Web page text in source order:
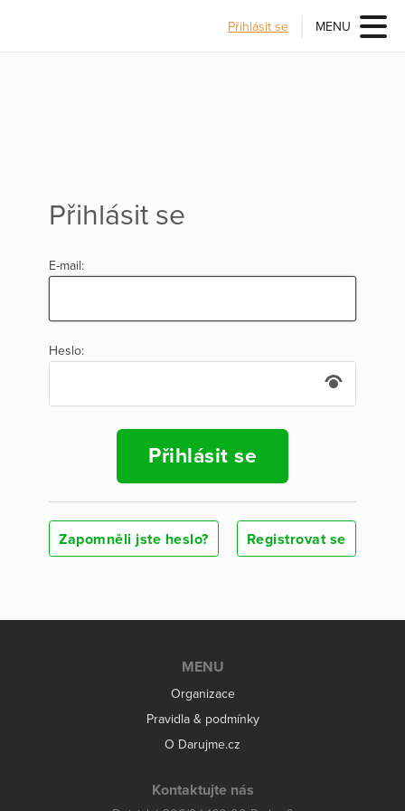
Přihlásit se MENU
Přihlásit se
E-mail:
Heslo:
Přihlásit se
Zapomněli jste heslo? Registrovat se
MENU
Organizace
Pravidla & podmínky
O Darujme.cz
Kontaktujte nás